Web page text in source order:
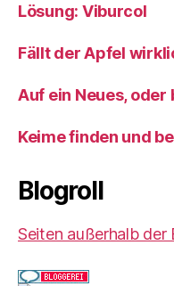
Lösung: Viburcol
Fällt der Apfel
Auf ein Neues, oder
Keime finden und
Blogroll
Seiten außerhalb der